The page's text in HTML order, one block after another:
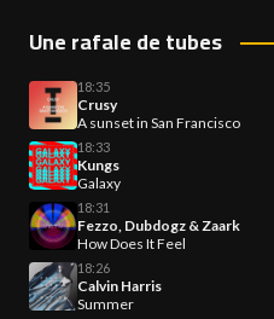
Une rafale de tubes
18:35
Crusy
A sunset in San Francisco
18:33
Kungs
Galaxy
18:31
Fezzo, Dubdogz & Zaark
How Does It Feel
18:26
Calvin Harris
Summer